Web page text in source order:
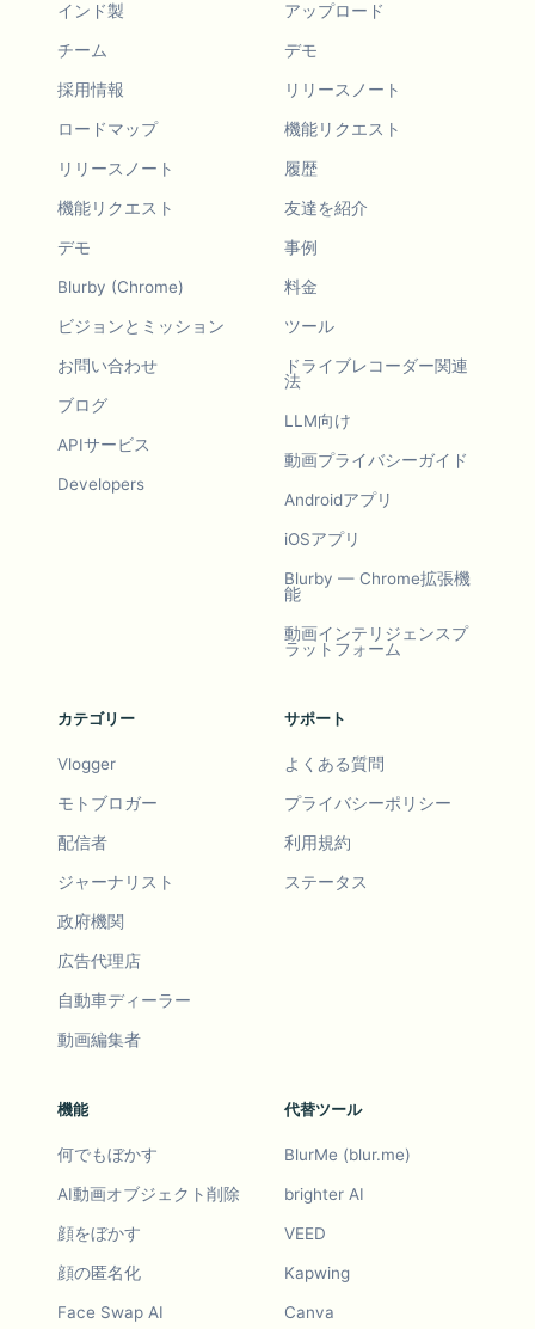
インド製
チーム
採用情報
ロードマップ
リリースノート
機能リクエスト
デモ
Blurby (Chrome)
ビジョンとミッション
お問い合わせ
ブログ
APIサービス
Developers
アップロード
デモ
リリースノート
機能リクエスト
履歴
友達を紹介
事例
料金
ツール
ドライブレコーダー関連
法
LLM向け
動画プライバシーガイド
Androidアプリ
iOSアプリ
Blurby — Chrome拡張機
能
動画インテリジェンスプ
ラットフォーム
カテゴリー
Vlogger
モトブロガー
配信者
ジャーナリスト
政府機関
広告代理店
自動車ディーラー
動画編集者
サポート
よくある質問
プライバシーポリシー
利用規約
ステータス
機能
何でもぼかす
AI動画オブジェクト削除
顔をぼかす
顔の匿名化
Face Swap AI
代替ツール
BlurMe (blur.me)
brighter AI
VEED
Kapwing
Canva